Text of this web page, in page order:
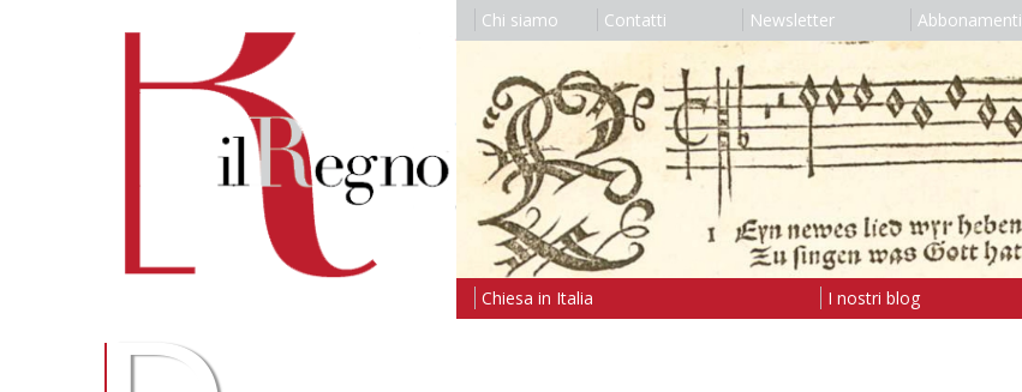
Chi siamo Contatti Newsletter Abbonamenti
Chiesa in Italia I nostri blog